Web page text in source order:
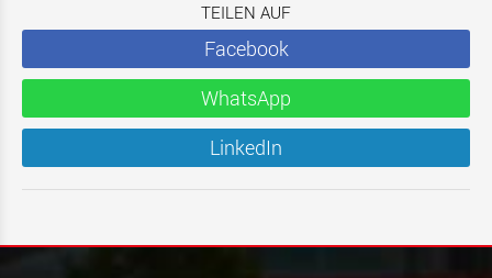
TEILEN AUF
Facebook
WhatsApp
LinkedIn